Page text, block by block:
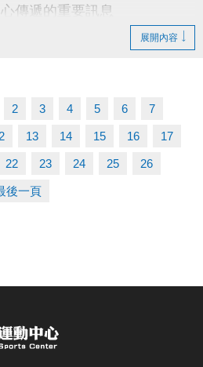
傳遞的重要訊息
認識自己的練習
情緒真正的樣貌
式，與情緒和平相處
16:00
展開內容
2 3 4 5 6 7
13 14 15 16 17
22 23 24 25 26
後一頁